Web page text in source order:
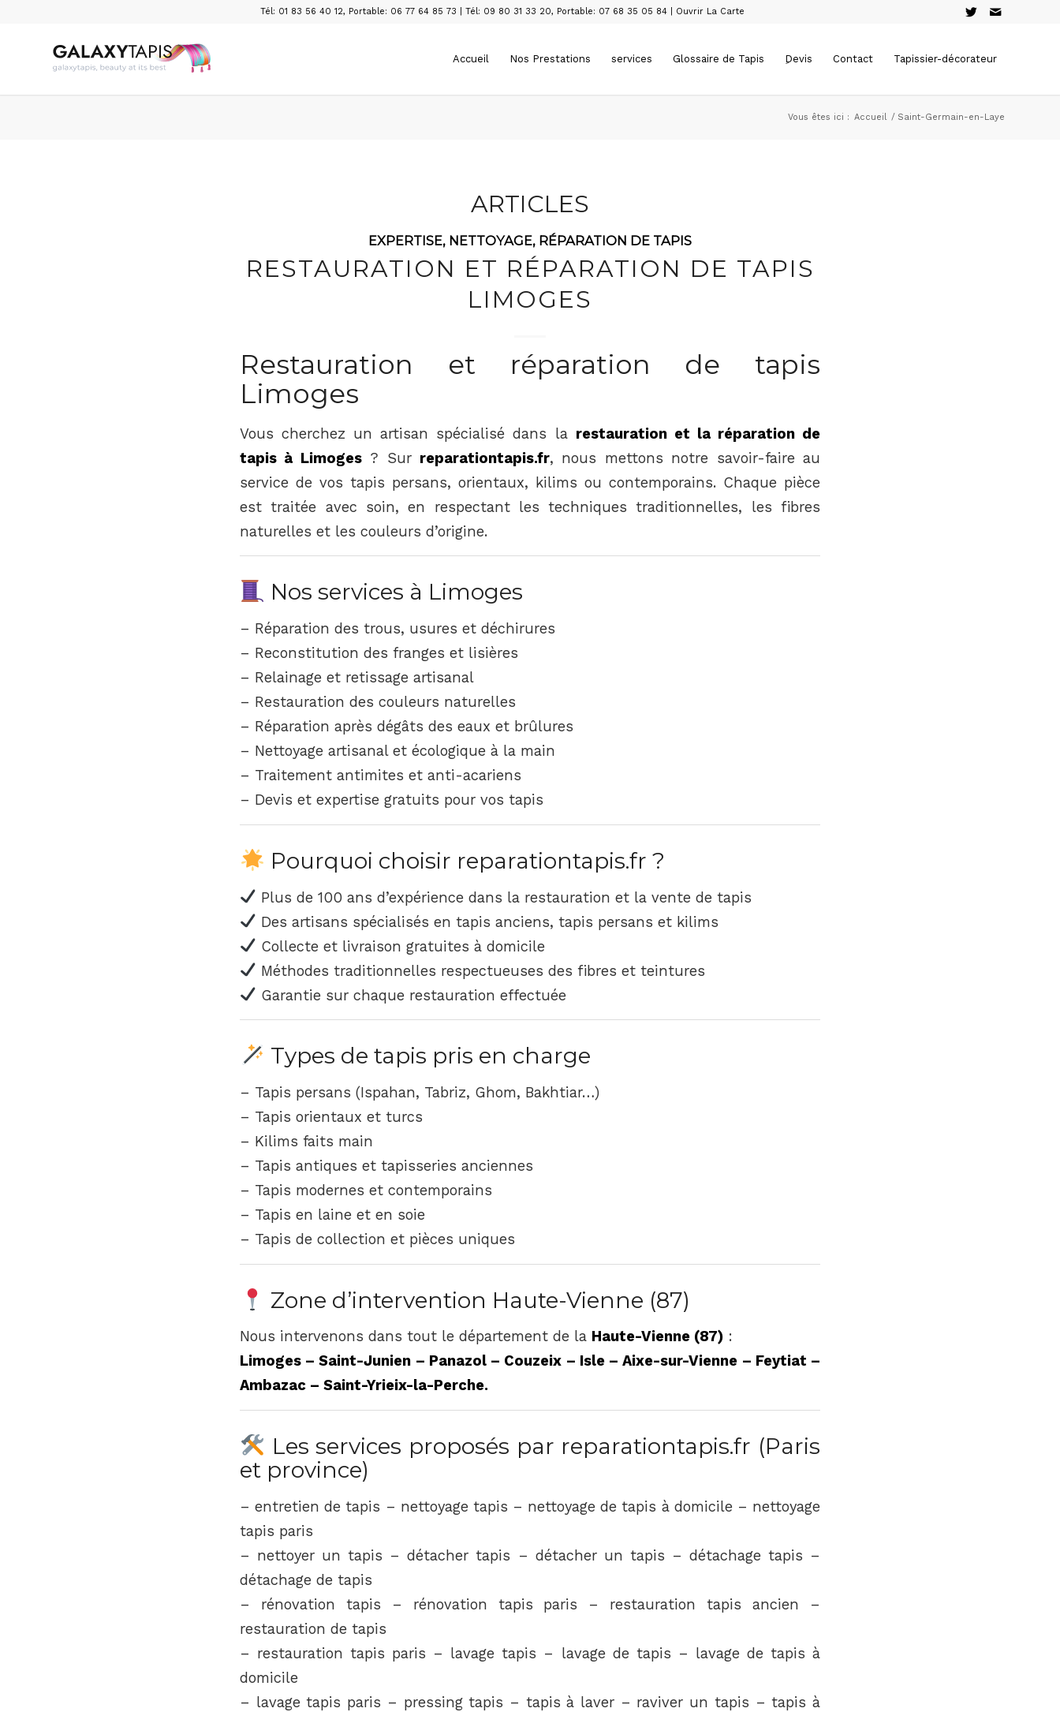
Tél: 01 83 56 40 12, Portable: 06 77 64 85 73 Tél: 09 80 31 33 20, Portable: 07 68 35 05 84| Ouvrir La Carte
Accueil Nos Prestations services Glossaire de Tapis ِDevis Contact Tapissier-décorateur
Vous êtes ici : Accueil / Saint-Germain-en-Laye
ARTICLES
EXPERTISE, NETTOYAGE, RÉPARATION DE TAPIS
RESTAURATION ET RÉPARATION DE TAPIS
LIMOGES
Restauration et réparation de tapis
Limoges
Vous cherchez un artisan spécialisé dans la restauration et la réparation de
tapis à Limoges? Sur reparationtapis.fr, nous mettons notre savoir-faire au
service de vos tapis persans, orientaux, kilims ou contemporains. Chaque pièce
est traitée avec soin, en respectant les techniques traditionnelles, les fibres
naturelles et les couleurs d’origine.
Nos services à Limoges
– Réparation des trous, usures et déchirures
– Reconstitution des franges et lisières
– Relainage et retissage artisanal
– Restauration des couleurs naturelles
– Réparation après dégâts des eaux et brûlures
– Nettoyage artisanal et écologique à la main
– Traitement antimites et anti-acariens
– Devis et expertise gratuits pour vos tapis
Pourquoi choisir reparationtapis.fr ?
Plus de 100 ans d’expérience dans la restauration et la vente de tapis
Des artisans spécialisés en tapis anciens, tapis persans et kilims
Collecte et livraison gratuites à domicile
Méthodes traditionnelles respectueuses des fibres et teintures
Garantie sur chaque restauration effectuée
Types de tapis pris en charge
– Tapis persans (Ispahan, Tabriz, Ghom, Bakhtiar…)
– Tapis orientaux et turcs
– Kilims faits main
– Tapis antiques et tapisseries anciennes
– Tapis modernes et contemporains
– Tapis en laine et en soie
– Tapis de collection et pièces uniques
Zone d’intervention Haute-Vienne (87)
Nous intervenons dans tout le département de la Haute-Vienne (87) :
Limoges – Saint-Junien – Panazol – Couzeix – Isle – Aixe-sur-Vienne – Feytiat –
Ambazac – Saint-Yrieix-la-Perche.
Les services proposés par reparationtapis.fr (Paris
et province)
– entretien de tapis – nettoyage tapis – nettoyage de tapis à domicile – nettoyage
tapis paris
– nettoyer un tapis – détacher tapis – détacher un tapis – détachage tapis –
détachage de tapis
– rénovation tapis – rénovation tapis paris – restauration tapis ancien –
restauration de tapis
– restauration tapis paris – lavage tapis – lavage de tapis – lavage de tapis à
domicile
– lavage tapis paris – pressing tapis – tapis à laver – raviver un tapis – tapis à